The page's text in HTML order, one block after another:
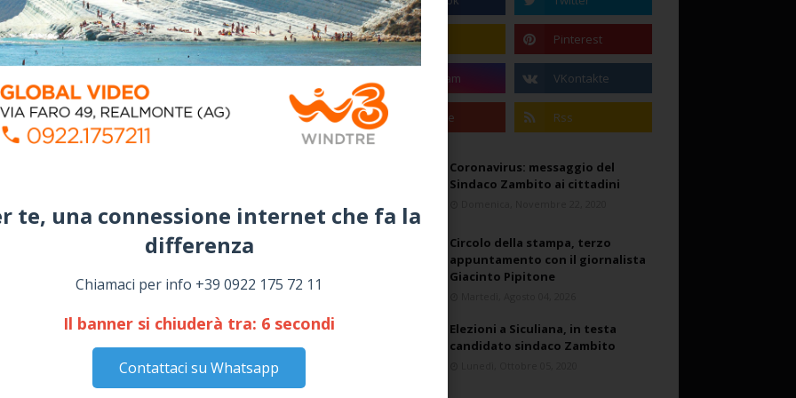
te, una connessione internet che fa la
differenza​
Chiamaci per info +39 0922 175 72 11
Il banner si chiuderà tra: 5 secondi
Contattaci su Whatsapp
Coronavirus: messaggio del
Sindaco Zambito ai cittadini
Circolo della stampa, terzo
appuntamento con il giornalista
Giacinto Pipitone
Elezioni a Siculiana, in testa
candidato sindaco Zambito